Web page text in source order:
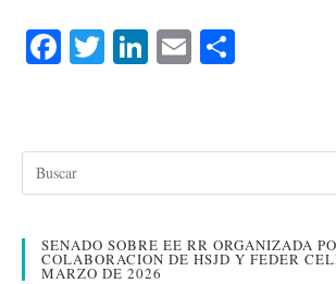
Fa
ce
ok
T
wi
r
Li
nk
In
E
m
pa
rti
SENADO SOBRE EE RR ORGANIZADA
COLABORACION DE HSJD Y FEDER
MARZO DE 2026